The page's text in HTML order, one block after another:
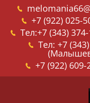
+7 (922) 025-
Тел:+7 (343)
Тел: +7
+7 (922) 609-